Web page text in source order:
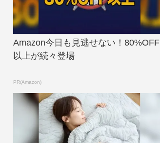
Amazon今日も見逃せない！80%OFF
以上が続々登場
PR(Amazon)